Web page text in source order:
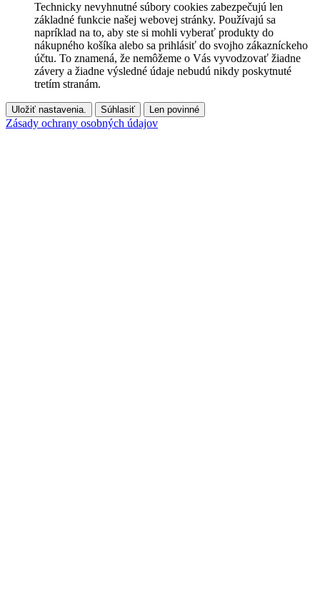
Technicky nevyhnutné súbory cookies zabezpečujú len
základné funkcie našej webovej stránky. Používajú sa
napríklad na to, aby ste si mohli vyberať produkty do
nákupného košíka alebo sa prihlásiť do svojho zákazníckeho
účtu. To znamená, že nemôžeme o Vás vyvodzovať žiadne
závery a žiadne výsledné údaje nebudú nikdy poskytnuté
tretím stranám.
Uložiť nastavenia. Súhlasiť Len povinné
Zásady ochrany osobných údajov